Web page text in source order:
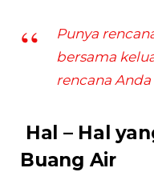
Punya
bersama
rencana
Hal – Hal
Buang Air